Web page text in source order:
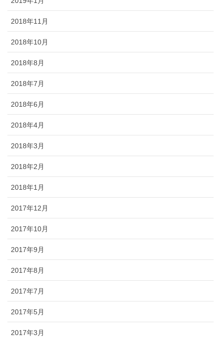
2018年11月
2018年10月
2018年8月
2018年7月
2018年6月
2018年4月
2018年3月
2018年2月
2018年1月
2017年12月
2017年10月
2017年9月
2017年8月
2017年7月
2017年5月
2017年3月